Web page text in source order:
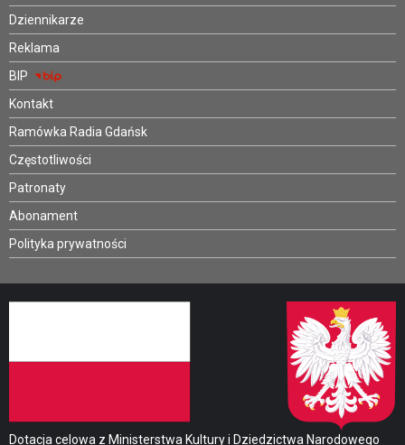
Dziennikarze
Reklama
BIP
Kontakt
Ramówka Radia Gdańsk
Częstotliwości
Patronaty
Abonament
Polityka prywatności
Dotacja celowa z Ministerstwa Kultury i Dziedzictwa Narodowego